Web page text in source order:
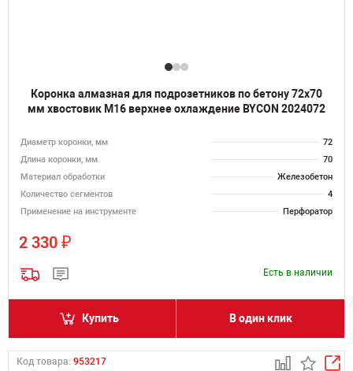
Коронка алмазная для подрозетников по бетону 72х70
мм хвостовик M16 верхнее охлаждение BYCON 2024072
Диаметр коронки, мм
72
Длина коронки, мм
70
Материал обработки
Железобетон
Количество сегментов
4
Применение на инструменте
Перфоратор
2 330 ₽
Есть в наличии
Купить В один клик
Код товара: 953217